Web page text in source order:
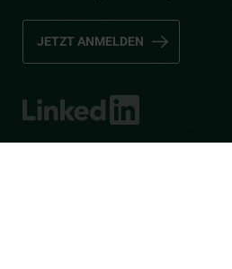
JETZT ANMELDEN